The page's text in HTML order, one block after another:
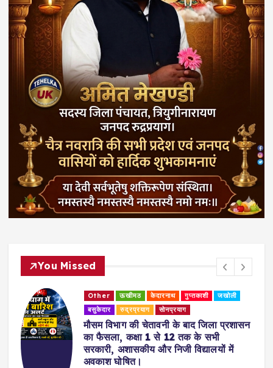
You Missed
Other ऊखीमठ केदारनाथ गुप्तकाशी
जखोली
बसुकेदार
रुद्रप्रयाग सोनप्रयाग
मौसम विभाग की चेतावनी के बाद जिला प्रशासन
का फैसला, कक्षा 1 से 12 तक के सभी
सरकारी, अशासकीय और निजी विद्यालयों में
अवकाश घोषित।